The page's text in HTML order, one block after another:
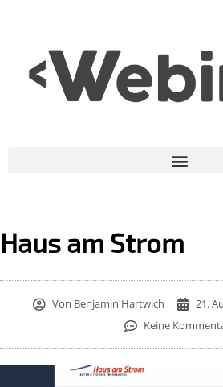
Haus am Strom
Von Benjamin Hartwich 21.
Keine